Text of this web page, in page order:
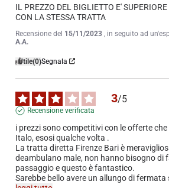
IL PREZZO DEL BIGLIETTO E'
CON LA STESSA TRATTA
Recensione del 15/11/2023 , in seguito ad
A.A.
Utile(0)Segnala
3/5
Recensione verificata
i prezzi sono competitivi con le offerte
Italo, esosi qualche volta .
La tratta diretta Firenze Bari è
deambulano male, non hanno bisogno di
passaggio e questo è fantastico.
Sarebbe bello avere un allungo di fermata